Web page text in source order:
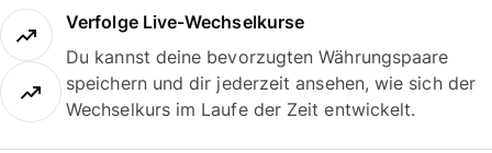
Verfolge Live-Wechselkurse
Du kannst deine bevorzugten Währungspaare
speichern und dir jederzeit ansehen, wie sich der
Wechselkurs im Laufe der Zeit entwickelt.